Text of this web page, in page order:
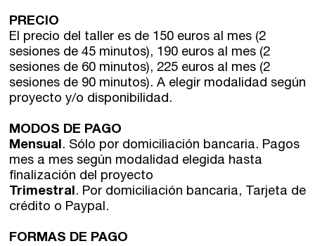
PRECIO
El precio del taller es de 150 euros al mes (2
sesiones de 45 minutos), 190 euros al mes (2
sesiones de 60 minutos), 225 euros al mes (2
sesiones de 90 minutos). A elegir modalidad según
proyecto y/o disponibilidad.
MODOS DE PAGO
Mensual. Sólo por domiciliación bancaria. Pagos
mes a mes según modalidad elegida hasta
finalización del proyecto
Trimestral. Por domiciliación bancaria, Tarjeta de
crédito o Paypal.
FORMAS DE PAGO